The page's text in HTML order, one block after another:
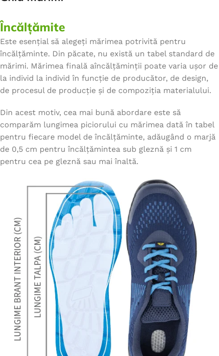
Încălțămite
Este esențial să alegeți mărimea potrivită pentru
încălțăminte. Din păcate, nu există un tabel standard de
mărimi. Mărimea finală aîncălțăminții poate varia ușor de
la individ la individ în funcție de producător, de design,
de procesul de producție și de compoziția materialului.
Din acest motiv, cea mai bună abordare este să
comparăm lungimea piciorului cu mărimea dată în tabel
pentru fiecare model de încălțăminte, adăugând o marjă
de 0,5 cm pentru încălțămintea sub gleznă și 1 cm
pentru cea pe gleznă sau mai înaltă.